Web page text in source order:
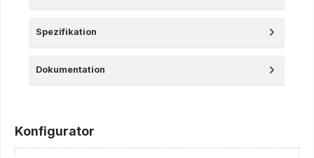
Spezifikation
Dokumentation
Konfigurator